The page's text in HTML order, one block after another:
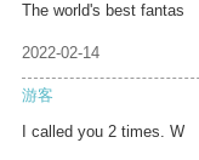
The world's best fantas
2022-02-14
游客
I called you 2 times. W